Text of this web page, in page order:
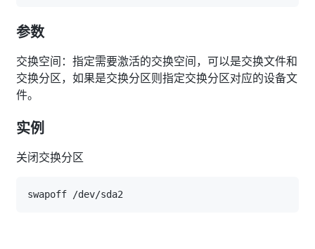
参数
交换空间：指定需要激活的交换空间，可以是交换文件和
交换分区，如果是交换分区则指定交换分区对应的设备文
件。
实例
关闭交换分区